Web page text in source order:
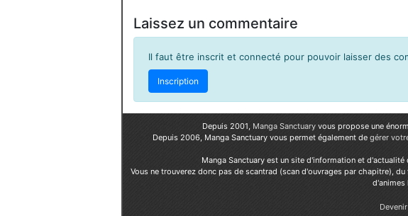
Laissez un commentaire
Il faut être inscrit et connecté pour pouvoir laisser des
Inscription
Depuis 2001, Manga Sanctuary vous propose une
Depuis 2006, Manga Sanctuary vous permet également de gérer
Manga Sanctuary est un site d'information et
Vous ne trouverez donc pas de scantrad (scan d'ouvrages par chapitre),
d'animes